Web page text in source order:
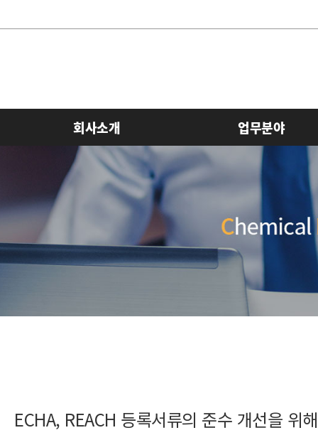
회사소개 업무분야
ECHA, REACH 등록서류의 준수 개선을 위